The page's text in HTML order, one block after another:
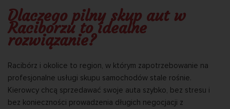
Dlaczego pilny skup aut w
Raciborzu to idealne
rozwiązanie?
Racibórz i okolice to region, w którym zapotrzebowanie na
profesjonalne usługi skupu samochodów stale rośnie.
Kierowcy chcą sprzedawać swoje auta szybko, bez stresu i
bez konieczności prowadzenia długich negocjacji z